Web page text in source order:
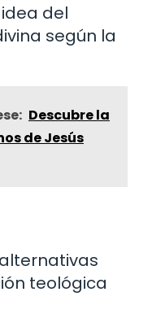
del
según la
Descubre la
de Jesús
teológica